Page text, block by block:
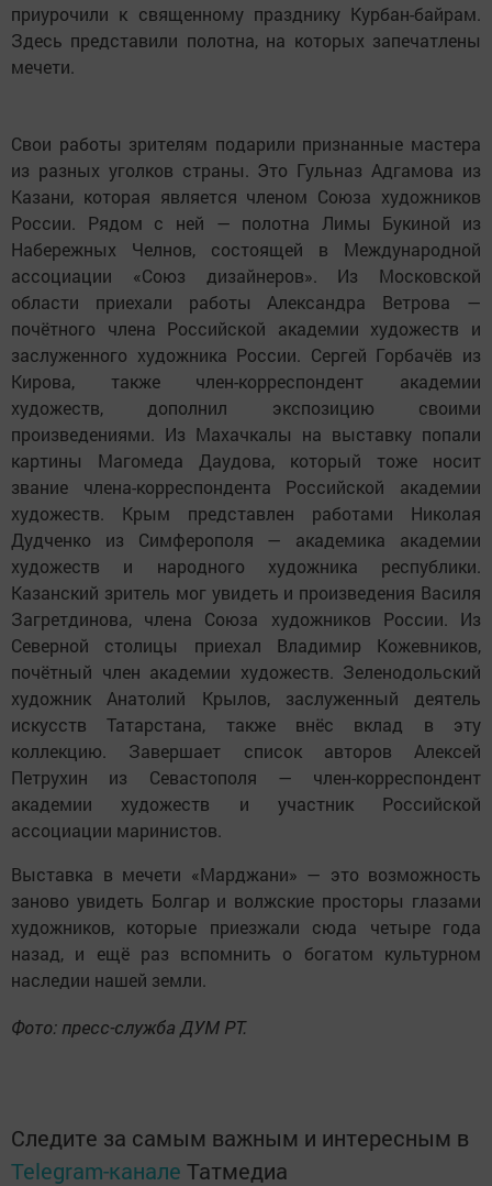
приурочили к священному празднику Курбан-байрам.
Здесь представили полотна, на которых запечатлены
мечети.
Свои работы зрителям подарили признанные мастера
из разных уголков страны. Это Гульназ Адгамова из
Казани, которая является членом Союза художников
России. Рядом с ней — полотна Лимы Букиной из
Набережных Челнов, состоящей в Международной
ассоциации «Союз дизайнеров». Из Московской
области приехали работы Александра Ветрова —
почётного члена Российской академии художеств и
заслуженного художника России. Сергей Горбачёв из
Кирова, также член-корреспондент академии
художеств, дополнил экспозицию своими
произведениями. Из Махачкалы на выставку попали
картины Магомеда Даудова, который тоже носит
звание члена-корреспондента Российской академии
художеств. Крым представлен работами Николая
Дудченко из Симферополя — академика академии
художеств и народного художника республики.
Казанский зритель мог увидеть и произведения Василя
Загретдинова, члена Союза художников России. Из
Северной столицы приехал Владимир Кожевников,
почётный член академии художеств. Зеленодольский
художник Анатолий Крылов, заслуженный деятель
искусств Татарстана, также внёс вклад в эту
коллекцию. Завершает список авторов Алексей
Петрухин из Севастополя — член-корреспондент
академии художеств и участник Российской
ассоциации маринистов.
Выставка в мечети «Марджани» — это возможность
заново увидеть Болгар и волжские просторы глазами
художников, которые приезжали сюда четыре года
назад, и ещё раз вспомнить о богатом культурном
наследии нашей земли.
Фото: пресс-служба ДУМ РТ.
Следите за самым важным и интересным в
Telegram-канале Татмедиа